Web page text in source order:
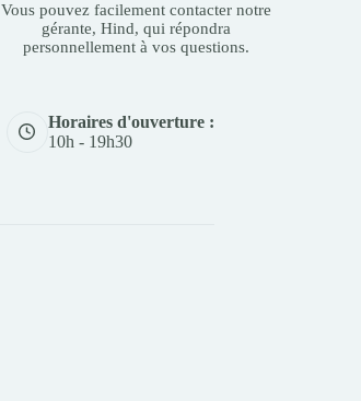
Vous pouvez facilement contacter notre
gérante, Hind, qui répondra
personnellement à vos questions.
Horaires d'ouverture :
10h - 19h30